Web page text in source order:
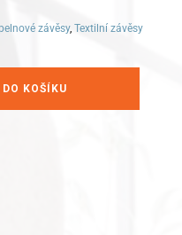
závěsy, Textilní závěsy
KOŠÍKU